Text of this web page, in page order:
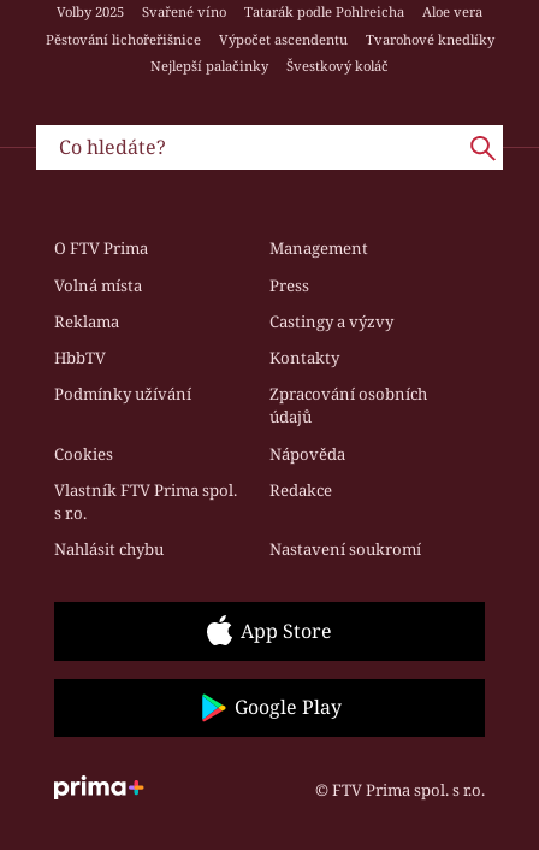
Volby 2025
Svařené víno Tatarák podle Pohlreicha
Aloe vera
Pěstování lichořeřišnice
Výpočet ascendentu
Tvarohové knedlíky
Nejlepší palačinky
Švestkový koláč
O FTV Prima
Management
Volná místa
Press
Reklama
Castingy a výzvy
HbbTV
Kontakty
Podmínky užívání
Zpracování osobních
údajů
Cookies
Nápověda
Vlastník FTV Prima spol.
s r.o.
Redakce
Nahlásit chybu Nastavení soukromí
App Store
Google Play
© FTV Prima spol. s r.o.